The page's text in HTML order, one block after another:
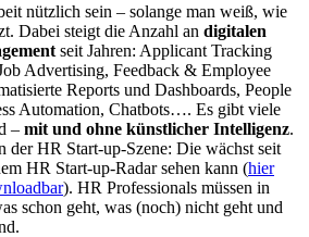
nützlich sein – solange man weiß, wie
Dabei steigt die Anzahl an digitalen
seit Jahren: Applicant Tracking
Advertising, Feedback & Employee
Reports und Dashboards, People
Automation, Chatbots…. Es gibt viele
– mit und ohne künstlicher Intelligenz.
der HR Start-up-Szene: Die wächst seit
HR Start-up-Radar sehen kann (hier
). HR Professionals müssen in
schon geht, was (noch) nicht geht und